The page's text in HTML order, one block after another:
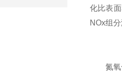
化比表
NOx组
氮氧化